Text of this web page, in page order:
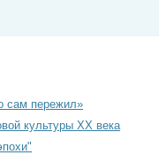
сам пережил»
культуры XX века